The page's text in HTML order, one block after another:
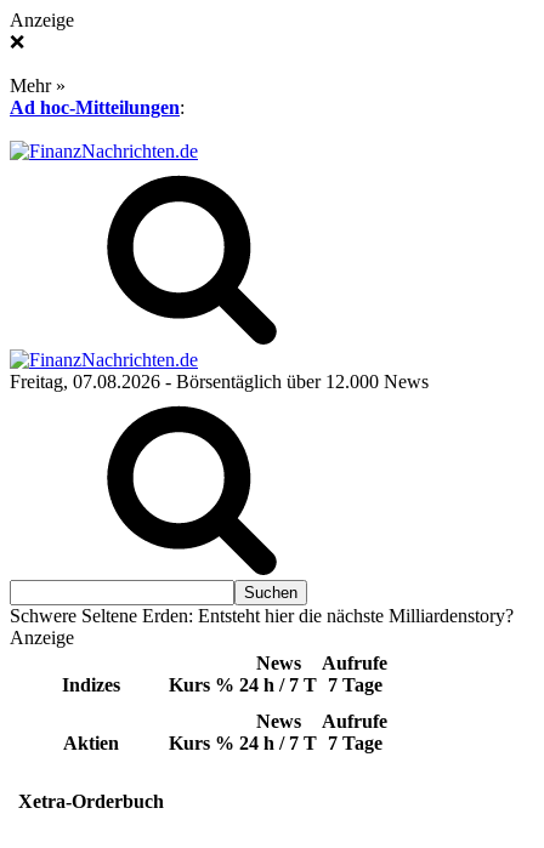
Anzeige
❌
Mehr »
Ad hoc-Mitteilungen:
Freitag, 07.08.2026 - Börsentäglich über 12.000 News
Schwere Seltene Erden: Entsteht hier die nächste Milliardenstory?
Anzeige
Indizes Kurs %
News
24 h / 7 T
Aufrufe
7 Tage
Aktien Kurs %
News
24 h / 7 T
Aufrufe
7 Tage
Xetra-Orderbuch